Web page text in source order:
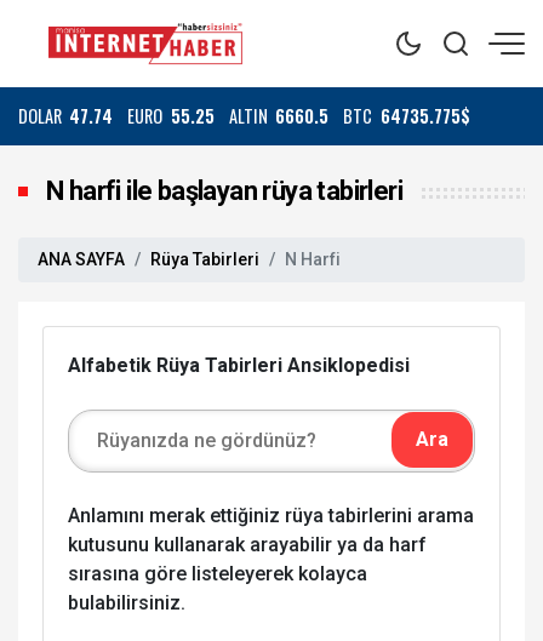
DOLAR 47.74 EURO 55.25 ALTIN 6660.5 BTC 64735.775$
N harfi ile başlayan rüya tabirleri
ANA SAYFA Rüya Tabirleri N Harfi
Alfabetik Rüya Tabirleri Ansiklopedisi
Anlamını merak ettiğiniz rüya tabirlerini arama
kutusunu kullanarak arayabilir ya da harf
sırasına göre listeleyerek kolayca
bulabilirsiniz.